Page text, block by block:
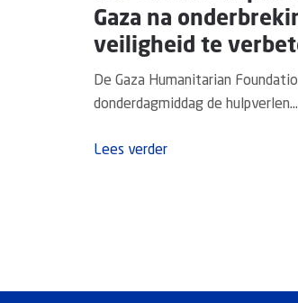
Gaza na
veiligheid te
De Gaza Humanitarian
donderdagmiddag de hulpverlen...
Lees verder